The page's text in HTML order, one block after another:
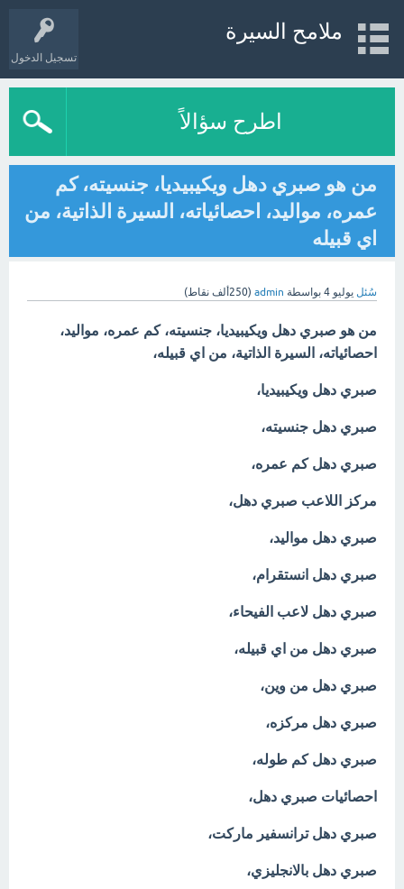
تسجيل الدخول
ملامح السيرة
اطرح سؤالاً
من هو صبري دهل ويكيبيديا، جنسيته، كم
عمره، مواليد، احصائياته، السيرة الذاتية، من
اي قبيله
سُئل يوليو 4 بواسطة admin
(250ألف نقاط)
من هو صبري دهل ويكيبيديا، جنسيته، كم عمره، مواليد،
احصائياته، السيرة الذاتية، من اي قبيله،
صبري دهل ويكيبيديا،
صبري دهل جنسيته،
صبري دهل كم عمره،
مركز اللاعب صبري دهل،
صبري دهل مواليد،
صبري دهل انستقرام،
صبري دهل لاعب الفيحاء،
صبري دهل من اي قبيله،
صبري دهل من وين،
صبري دهل مركزه،
صبري دهل كم طوله،
احصائيات صبري دهل،
صبري دهل ترانسفير ماركت،
صبري دهل بالانجليزي،